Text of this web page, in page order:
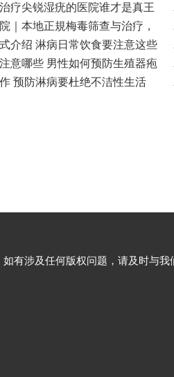
疗尖锐湿疣的医院谁才是真王
｜本地正規梅毒筛查与治疗，
介绍 淋病日常饮食要注意这些
意哪些 男性如何预防生殖器疱
预防淋病要杜绝不洁性生活
有涉及任何版权问题，请及时与我